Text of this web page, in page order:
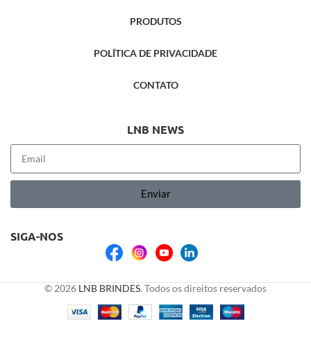
PRODUTOS
POLÍTICA DE PRIVACIDADE
CONTATO
LNB NEWS
Enviar
SIGA-NOS
© 2026 LNB BRINDES. Todos os direitos reservados